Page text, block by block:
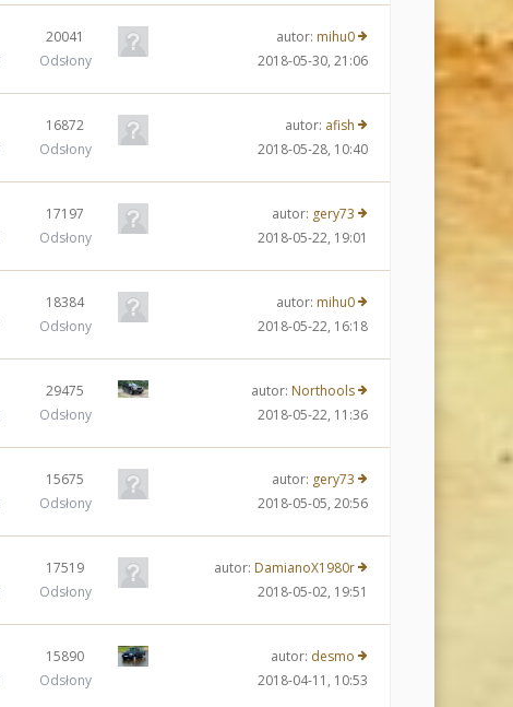
20041
Odsłony
autor: mihu0
2018-05-30, 21:06
16872
Odsłony
autor: afish
2018-05-28, 10:40
17197
Odsłony
autor: gery73
2018-05-22, 19:01
18384
Odsłony
autor: mihu0
2018-05-22, 16:18
29475
Odsłony
autor: Northools
2018-05-22, 11:36
15675
Odsłony
autor: gery73
2018-05-05, 20:56
17519
Odsłony
autor: DamianoX1980r
2018-05-02, 19:51
15890
Odsłony
autor: desmo
2018-04-11, 10:53